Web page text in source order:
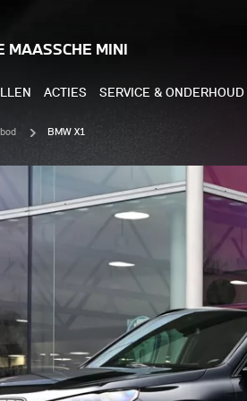
MAASSCHE MINI
ELECTRIC
COUNTRYMAN ELECTRIC
COOPER WORKS
MINI
MINI
MINI
ACTIES SERVICE & ONDERHOUD
BMW X1